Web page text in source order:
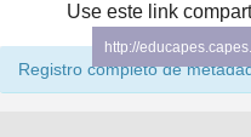
Secretaria de Governo
Gabinete de Segurança Institucional
Use este link
http://
Registro completo de